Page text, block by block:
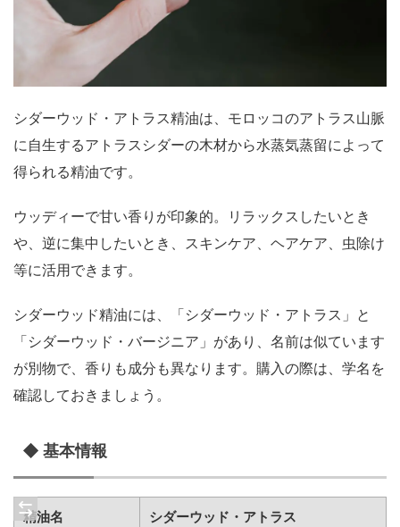
シダーウッド・アトラス精油は、モロッコのアトラス山脈
に自生するアトラスシダーの木材から水蒸気蒸留によって
得られる精油です。
ウッディーで甘い香りが印象的。リラックスしたいとき
や、逆に集中したいとき、スキンケア、ヘアケア、虫除け
等に活用できます。
シダーウッド精油には、「シダーウッド・アトラス」と
「シダーウッド・バージニア」があり、名前は似ています
が別物で、香りも成分も異なります。購入の際は、学名を
確認しておきましょう。
◆ 基本情報
精油名
シダーウッド・アトラス